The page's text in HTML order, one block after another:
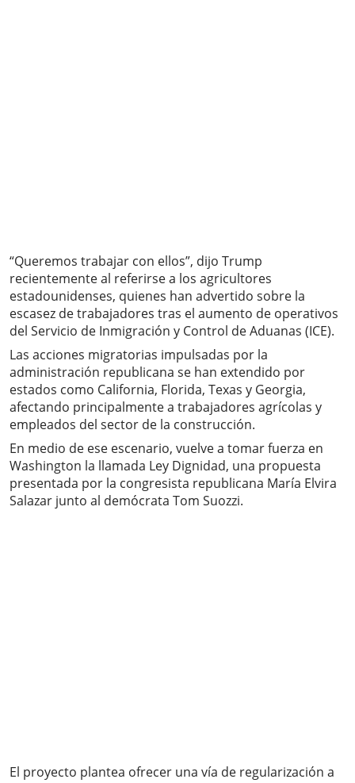
“Queremos trabajar con ellos”, dijo Trump
recientemente al referirse a los agricultores
estadounidenses, quienes han advertido sobre la
escasez de trabajadores tras el aumento de operativos
del Servicio de Inmigración y Control de Aduanas (ICE).
Las acciones migratorias impulsadas por la
administración republicana se han extendido por
estados como California, Florida, Texas y Georgia,
afectando principalmente a trabajadores agrícolas y
empleados del sector de la construcción.
En medio de ese escenario, vuelve a tomar fuerza en
Washington la llamada Ley Dignidad, una propuesta
presentada por la congresista republicana María Elvira
Salazar junto al demócrata Tom Suozzi.
El proyecto plantea ofrecer una vía de regularización a